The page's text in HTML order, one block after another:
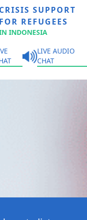
CRISIS SUPPORT
FOR REFUGEES
INDONESIA
LIVE AUDIO
CHAT